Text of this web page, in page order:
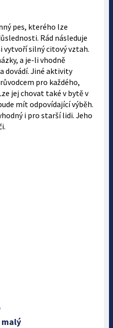
pes, kterého lze
Rád následuje
vytvoří silný citový vztah.
a je-li vhodně
dovádí. Jiné aktivity
pro každého,
jej chovat také v bytě v
mít odpovídající výběh.
i pro starší lidi. Jeho
malý